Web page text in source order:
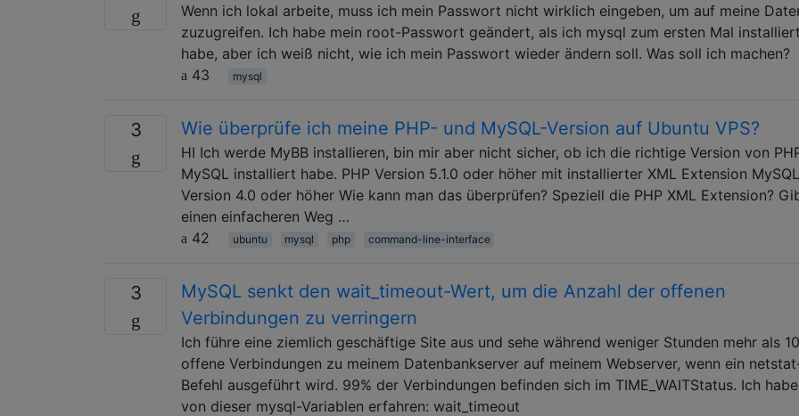
Wenn ich lokal arbeite, muss ich mein Passwort nicht wirklich eingeben, um auf meine
zuzugreifen. Ich habe mein root-Passwort geändert, als ich mysql zum ersten Mal installiert
habe, aber ich weiß nicht, wie ich mein Passwort wieder ändern soll. Was soll ich machen?
43
mysql
3 Wie überprüfe ich meine PHP- und MySQL-Version auf Ubuntu VPS?
HI Ich werde MyBB installieren, bin mir aber nicht sicher, ob ich die richtige Version von
MySQL installiert habe. PHP Version 5.1.0 oder höher mit installierter XML Extension MySQL
Version 4.0 oder höher Wie kann man das überprüfen? Speziell die PHP XML Extension?
einen einfacheren Weg …
42
ubuntu mysql php command-line-interface
3
MySQL senkt den wait_timeout-Wert, um die Anzahl der offenen
Verbindungen zu verringern
Ich führe eine ziemlich geschäftige Site aus und sehe während weniger Stunden mehr als
offene Verbindungen zu meinem Datenbankserver auf meinem Webserver, wenn ein
Befehl ausgeführt wird. 99% der Verbindungen befinden sich im TIME_WAITStatus. Ich
von dieser mysql-Variablen erfahren: wait_timeout